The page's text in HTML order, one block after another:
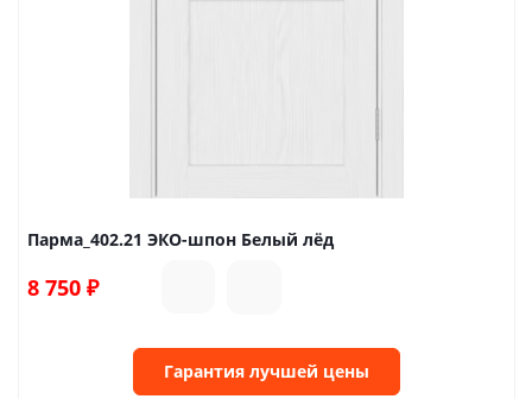
Парма_402.21 ЭКО-шпон Белый лёд
8 750 ₽
Гарантия лучшей цены